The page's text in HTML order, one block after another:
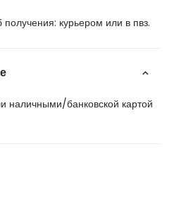
курьером или в пвз.
наличными/банковской картой